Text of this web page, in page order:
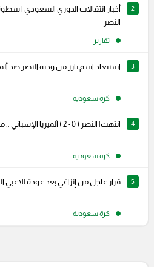
2
أخبار انتقالات الدوري السعودي |
النصر
تقارير
3 استبعاد اسم بارز من ودية النصر ضد
كرة سعودية
4 انتهت| النصر ( 0 - 2 ) ألميريا الإسباني .. مباراة ودية
كرة سعودية
5 قرار عاجل من إنزاغي بعد عودة للاعبي
كرة سعودية